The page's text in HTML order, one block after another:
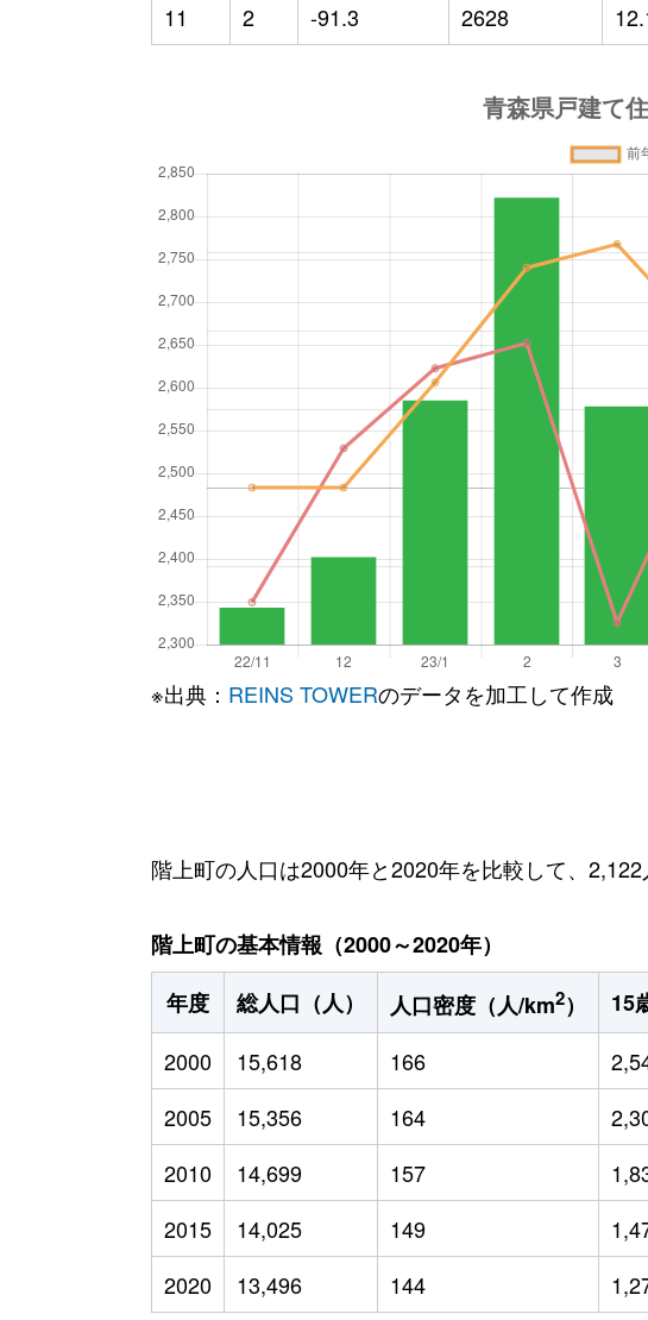
11
2 -91.3 2628
※出典： REINS TOWERのデータを加工して作成
階上町の人口は2000年と2020年を比較して、2,122
階上町の基本情報（2000～2020年）
年度
総人口（人） 人口密度（人/km2） 15
2000
15,618 166
2005
15,356 164
2010
14,699 157
2015
14,025 149
2020
13,496 144